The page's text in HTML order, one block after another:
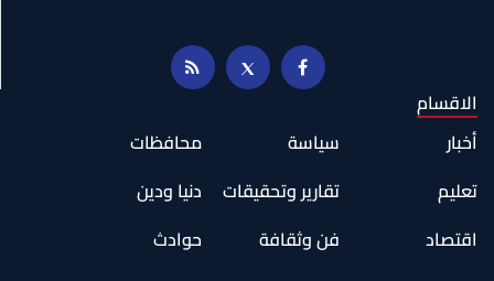
الاقسام
أخبار
سياسة
محافظات
تعليم
تقارير وتحقيقات
دنيا ودين
اقتصاد
فن وثقافة
حوادث